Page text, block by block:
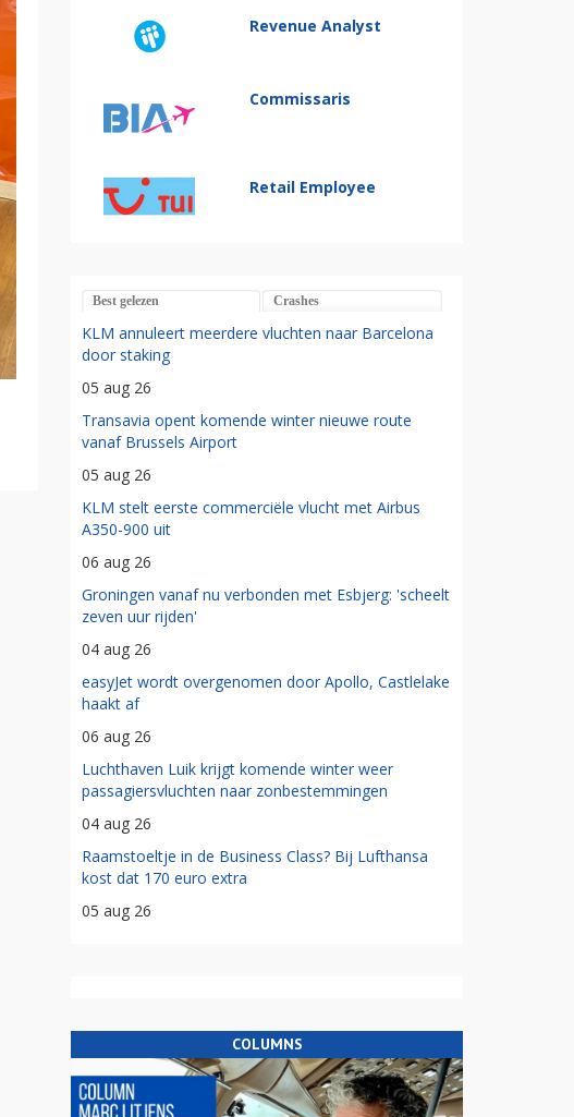
Revenue Analyst
Commissaris
Retail Employee
Best gelezen Crashes
KLM annuleert meerdere vluchten naar Barcelona
door staking
05 aug 26
Transavia opent komende winter nieuwe route
vanaf Brussels Airport
05 aug 26
KLM stelt eerste commerciële vlucht met Airbus
A350-900 uit
06 aug 26
Groningen vanaf nu verbonden met Esbjerg: 'scheelt
zeven uur rijden'
04 aug 26
easyJet wordt overgenomen door Apollo, Castlelake
haakt af
06 aug 26
Luchthaven Luik krijgt komende winter weer
passagiersvluchten naar zonbestemmingen
04 aug 26
Raamstoeltje in de Business Class? Bij Lufthansa
kost dat 170 euro extra
05 aug 26
COLUMNS